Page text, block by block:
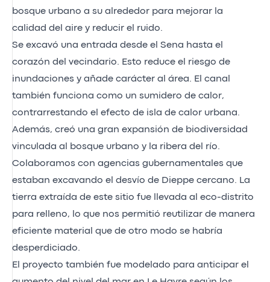
bosque urbano a su alrededor para mejorar la
calidad del aire y reducir el ruido.
Se excavó una entrada desde el Sena hasta el
corazón del vecindario. Esto reduce el riesgo de
inundaciones y añade carácter al área. El canal
también funciona como un sumidero de calor,
contrarrestando el efecto de isla de calor urbana.
Además, creó una gran expansión de biodiversidad
vinculada al bosque urbano y la ribera del río.
Colaboramos con agencias gubernamentales que
estaban excavando el desvío de Dieppe cercano. La
tierra extraída de este sitio fue llevada al eco-distrito
para relleno, lo que nos permitió reutilizar de manera
eficiente material que de otro modo se habría
desperdiciado.
El proyecto también fue modelado para anticipar el